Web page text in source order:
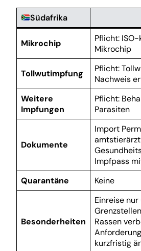
Südafrika
Mikrochip
Pflicht:
Mikrochip
Tollwutimpfung
Pflicht:
Nachweis
Weitere
Impfungen
Pflicht:
Parasiten
Dokumente
Import
Impfpass
Quarantäne
Keine
Besonderheiten
Einreise
Rassen
kurzfristig